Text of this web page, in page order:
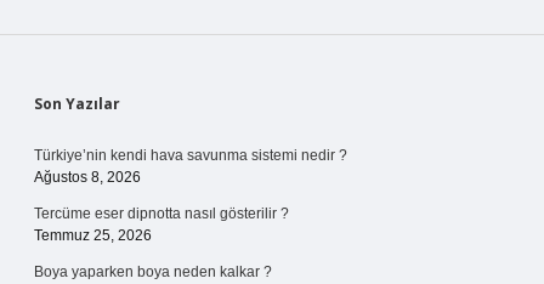
Sidebar
Son Yazılar
Türkiye’nin kendi hava savunma sistemi nedir ?
Ağustos 8, 2026
Tercüme eser dipnotta nasıl gösterilir ?
Temmuz 25, 2026
Boya yaparken boya neden kalkar ?